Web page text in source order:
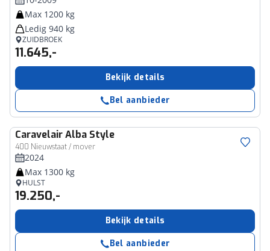
Max 1200 kg
Ledig 940 kg
ZUIDBROEK
11.645,-
Bekijk details
Bel aanbieder
CaravelairAlba Style
400 Nieuwstaat / mover
2024
Max 1300 kg
HULST
19.250,-
Bekijk details
Bel aanbieder